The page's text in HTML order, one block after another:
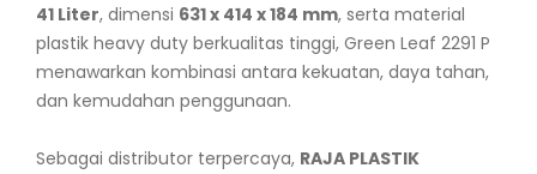
41 Liter, dimensi 631 x 414 x 184 mm, serta material
plastik heavy duty berkualitas tinggi, Green Leaf 2291 P
menawarkan kombinasi antara kekuatan, daya tahan,
dan kemudahan penggunaan.
Sebagai distributor terpercaya, RAJA PLASTIK